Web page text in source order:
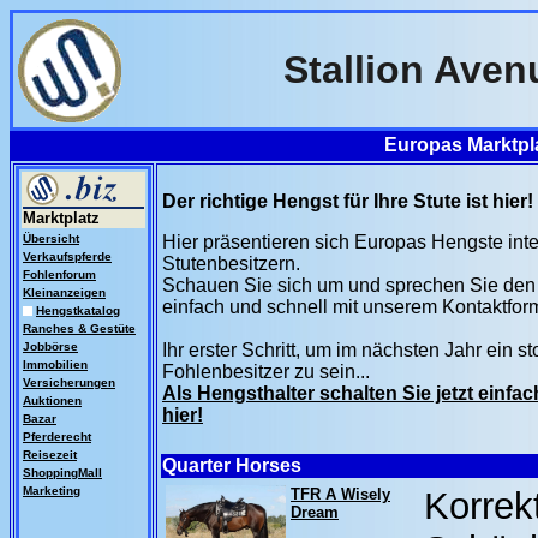
Stallion
Europas
Marktplatz
Übersicht
Verkaufspferde
Fohlenforum
Kleinanzeigen
Hengstkatalog
Ranches & Gestüte
Jobbörse
Immobilien
Versicherungen
Auktionen
Bazar
Pferderecht
Reisezeit
ShoppingMall
Marketing
Der richtige Hengst für Ihre Stute ist hier!
Hier präsentieren sich Europas Hengste
Stutenbesitzern.
Schauen Sie sich um und sprechen Sie
einfach und schnell mit unserem
Ihr erster Schritt, um im nächsten Jahr ein
Fohlenbesitzer zu sein...
Als Hengsthalter schalten Sie jetzt
hier!
Quarter Horses
TFR A Wisely
Dream